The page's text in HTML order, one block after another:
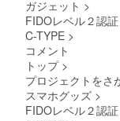
ガジェット >
FIDOレベル２認
C-TYPE >
コメント
トップ >
プロジェクトをさ
スマホグッズ >
FIDOレベル２認